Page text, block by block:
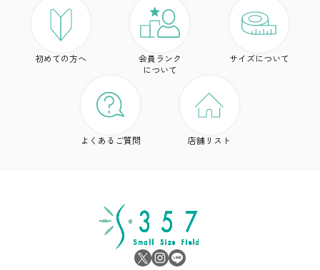
初めての方へ
会員ランク
について
サイズについて
よくあるご質問 店舗リスト